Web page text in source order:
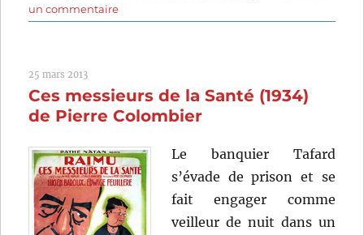
un commentairesur
Tourments
Naruse
25 mars 2013
Ces messieurs de la Santé (1934)
de Pierre Colombier
Le banquier Tafard
s’évade de prison et se
fait engager comme
veilleur de nuit dans un